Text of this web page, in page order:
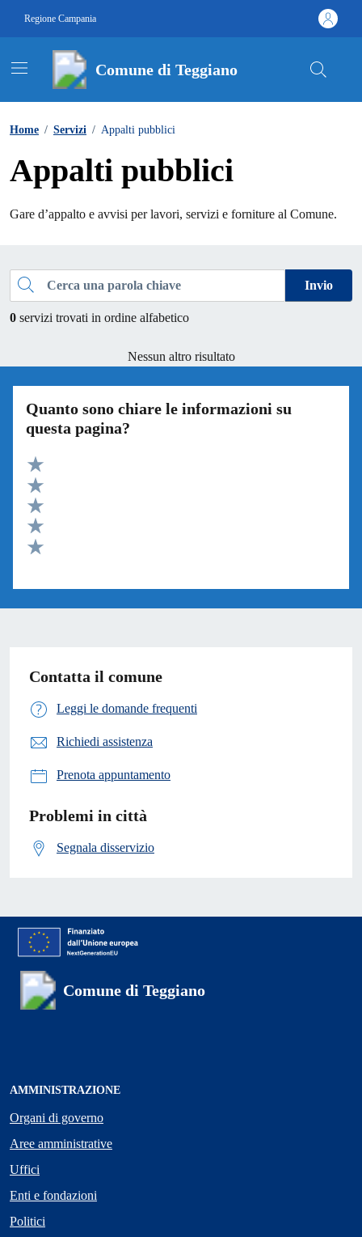
Regione Campania
Comune di Teggiano
Home / Servizi / Appalti pubblici
Appalti pubblici
Gare d’appalto e avvisi per lavori, servizi e forniture al Comune.
Cerca una parola chiave Invio
0 servizi trovati in ordine alfabetico
Nessun altro risultato
Quanto sono chiare le informazioni su
questa pagina?
Valuta 5 stelle su 5
Valuta 4 stelle su 5
Valuta 3 stelle su 5
Valuta 2 stelle su 5
Contatta il comune
Leggi le domande frequenti
Richiedi assistenza
Prenota appuntamento
Problemi in città
Segnala disservizio
Comune di Teggiano
AMMINISTRAZIONE
Organi di governo
Aree amministrative
Uffici
Enti e fondazioni
Politici